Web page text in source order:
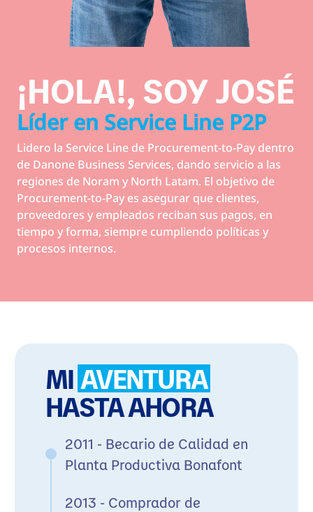
¡HOLA!, SOY JOSÉ
Líder en Service Line P2P
Lidero la Service Line de Procurement-to-Pay dentro
de Danone Business Services, dando servicio a las
regiones de Noram y North Latam. El objetivo de
Procurement-to-Pay es asegurar que clientes,
proveedores y empleados reciban sus pagos, en
tiempo y forma, siempre cumpliendo políticas y
procesos internos.
MI AVENTURA
HASTA AHORA
2011 - Becario de Calidad en
Planta Productiva Bonafont
2013 - Comprador de